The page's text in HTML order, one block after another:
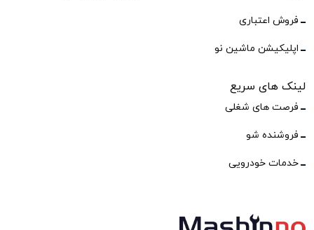
فروش اعتباری
اپلیکیشن ماشین نو
لینک های سریع
فرصت های شغلی
فروشنده شو
خدمات خودرویی